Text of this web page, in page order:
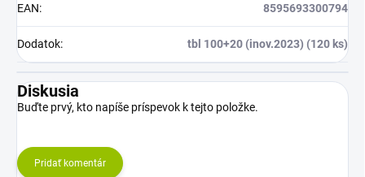
EAN: 8595693300794
Dodatok: tbl 100+20 (inov.2023) (120 ks)
Diskusia
Buďte prvý, kto napíše príspevok k tejto položke.
Pridať komentár